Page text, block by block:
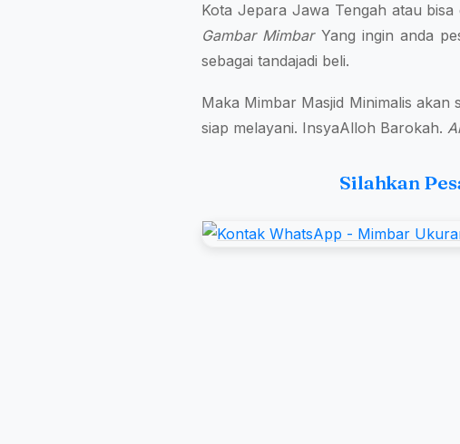
Kota Jepara Jawa Tengah atau
Gambar MimbarYang ingin anda
sebagai tandajadi beli.
Maka Mimbar Masjid Minimalis akan
siap melayani. InsyaAlloh Barokah.
Silahkan